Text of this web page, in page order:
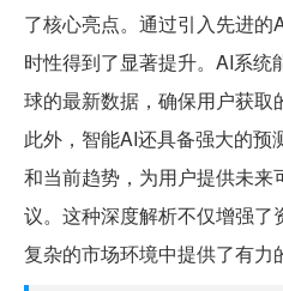
了核心亮点。通过引入先进
时性得到了显著提升。AI系统
球的最新数据，确保用户获取
此外，智能AI还具备强大的预
和当前趋势，为用户提供未来
议。这种深度解析不仅增强了
复杂的市场环境中提供了有力